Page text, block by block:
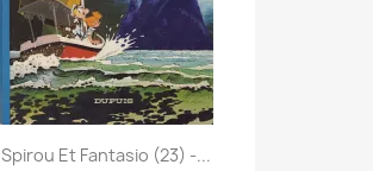
Spirou Et Fantasio (23) -...